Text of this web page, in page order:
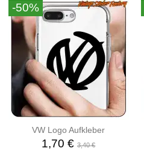
-50%
VW Logo Aufkleber
1,70 €3,40 €